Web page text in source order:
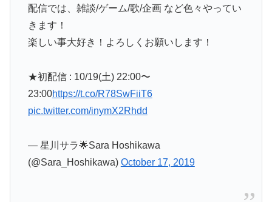
配信では、雑談/ゲーム/歌/企画 など色々やってい
きます！
楽しい事大好き！よろしくお願いします！
★初配信 : 10/19(土) 22:00〜
23:00https://t.co/R78SwFiiT6
pic.twitter.com/inymX2Rhdd
— 星川サラ🌟Sara Hoshikawa
(@Sara_Hoshikawa) October 17, 2019